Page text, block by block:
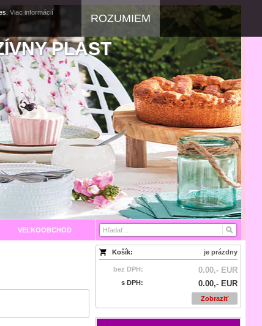
PLAST
VEĽKOOBCHOD
Košík: je prázdny
bez DPH: 0.00,- EUR
s DPH: 0.00,- EUR
Zobraziť
Viac informácií
ROZUMIEM